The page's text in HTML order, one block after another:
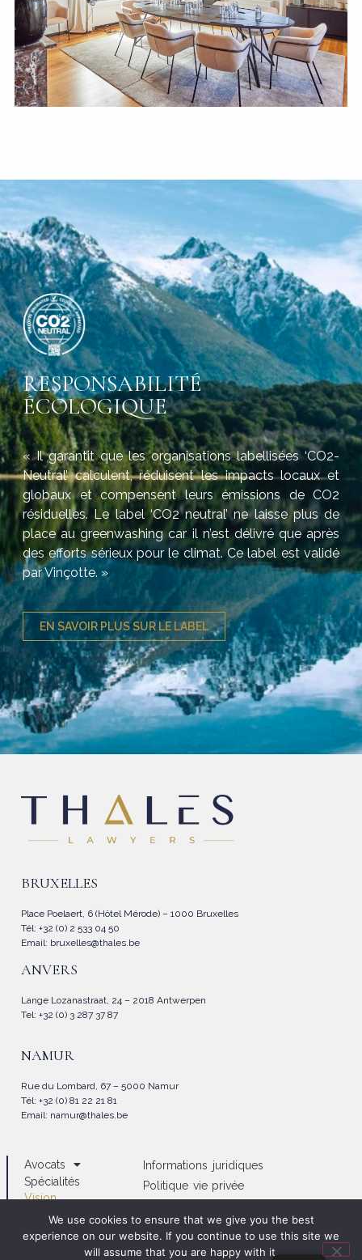
RESPONSABILITÉ
ÉCOLOGIQUE
« Il garantit que les organisations labellisées ‘CO2-
Neutral’ calculent, réduisent les impacts locaux et
globaux et compensent leurs émissions de CO2
résiduelles. Le label ‘CO2 neutral’ ne laisse plus de
place au greenwashing car il n’est délivré que après
des efforts sérieux pour le climat. Ce label est validé
par Vinçotte. »
EN SAVOIR PLUS SUR LE LABEL
BRUXELLES
Place Poelaert, 6 (Hôtel Mérode) – 1000 Bruxelles
Tél: +32 (0) 2 533 04 50
Email: bruxelles@thales.be
ANVERS
Lange Lozanastraat, 24 – 2018 Antwerpen
Tel: +32 (0) 3 287 37 87
NAMUR
Rue du Lombard, 67 – 5000 Namur
Tél: +32 (0) 81 22 21 81
Email: namur@thales.be
Avocats
Spécialités
Vision
Actualités
Recrutement
Contact
Informations juridiques
Politique vie privée
Conditions générales
/thales_lawyers
We use cookies to ensure that we give you the best
experience on our website. If you continue to use this site we
will assume that you are happy with it.